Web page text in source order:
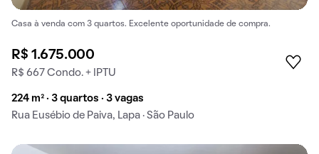
Casa à venda com 3 quartos. Excelente oportunidade de compra.
R$ 1.675.000
R$ 667 Condo. + IPTU
224 m² · 3 quartos · 3 vagas
Rua Eusébio de Paiva, Lapa · São Paulo